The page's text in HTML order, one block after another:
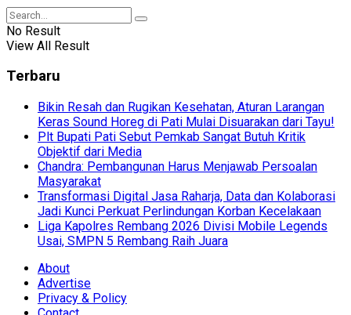
No Result
View All Result
Terbaru
Bikin Resah dan Rugikan Kesehatan, Aturan Larangan
Keras Sound Horeg di Pati Mulai Disuarakan dari Tayu!
Plt Bupati Pati Sebut Pemkab Sangat Butuh Kritik
Objektif dari Media
Chandra: Pembangunan Harus Menjawab Persoalan
Masyarakat
Transformasi Digital Jasa Raharja, Data dan Kolaborasi
Jadi Kunci Perkuat Perlindungan Korban Kecelakaan
Liga Kapolres Rembang 2026 Divisi Mobile Legends
Usai, SMPN 5 Rembang Raih Juara
About
Advertise
Privacy & Policy